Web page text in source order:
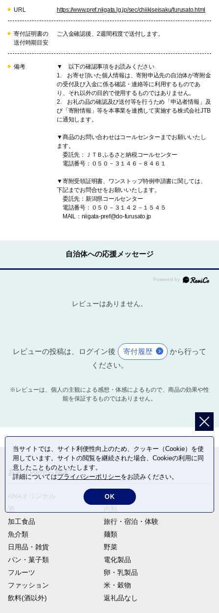
URL https://www.pref.niigata.lg.jp/sec/chiikiseisaku/furusato.html
寄付証明書の
送付時期目安
ご入金確認後、2週間程度で送付します。
備考
▼ 以下の確認事項をお読みください
1. お寄せ頂いた個人情報は、寄附申込先の自治体が寄附金
の受付及び入金に係る確認・連絡等に利用するものであ
り、それ以外の目的で使用するものではありません。
2. お礼の品の確認及び送付等を行うため「申込者情報」及
び「寄附情報」等を本事業を連携して実施する株式会社JTB
に通知します。
▼商品のお問い合わせはコールセンターまでお願いいたし
ます。
委託先：ＪＴＢふるさと納税コールセンター
電話番号：０５０－３１４６－８４６１
▼寄附受領証明書、ワンストップ特例申請書に関しては、
下記までお問合せをお願いいたします。
委託先：新潟県コールセンター
電話番号：０５０－３１４２－１５４５
MAIL：niigata-pref@do-furusato.jp
自治体への応援メッセージ
レビューはありません。
レビューの投稿は、ログイン後 寄付履歴
から行って
ください。
※レビューは、個人の主観による感想・体感によるもので、商品の効果や性
能を保証するものではありません。
お礼の品から探す
定期便
加工食品
旅行・宿泊・体験
魚介類
麺類
日用品・雑貨
野菜
パン・菓子類
電化製品
フルーツ
卵・乳製品
ファッション
米・穀物
飲料(酒以外)
返礼品なし
当サイトでは、サイト利便性向上のため、クッキー（Cookie）を使
用しています。サイトの閲覧を継続された場合、Cookieの利用に同
意したことものといたします。
詳細についてはプライバシーポリシーをお読みください。
OK